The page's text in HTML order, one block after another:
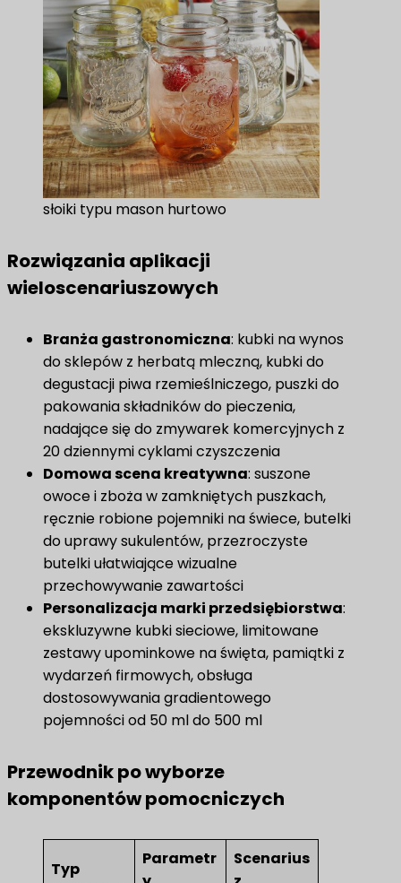
słoiki typu mason hurtowo
Rozwiązania aplikacji
wieloscenariuszowych
Branża gastronomiczna​​: kubki na wynos
do sklepów z herbatą mleczną, kubki do
degustacji piwa rzemieślniczego, puszki do
pakowania składników do pieczenia,
nadające się do zmywarek komercyjnych z
20 dziennymi cyklami czyszczenia
Domowa scena kreatywna​: suszone
owoce i zboża w zamkniętych puszkach,
ręcznie robione pojemniki na świece, butelki
do uprawy sukulentów, przezroczyste
butelki ułatwiające wizualne
przechowywanie zawartości
Personalizacja marki przedsiębiorstwa:
ekskluzywne kubki sieciowe, limitowane
zestawy upominkowe na święta, pamiątki z
wydarzeń firmowych, obsługa
dostosowywania gradientowego
pojemności od 50 ml do 500 ml
Przewodnik po wyborze
komponentów pomocniczych
Typ
Parametr
Scenarius